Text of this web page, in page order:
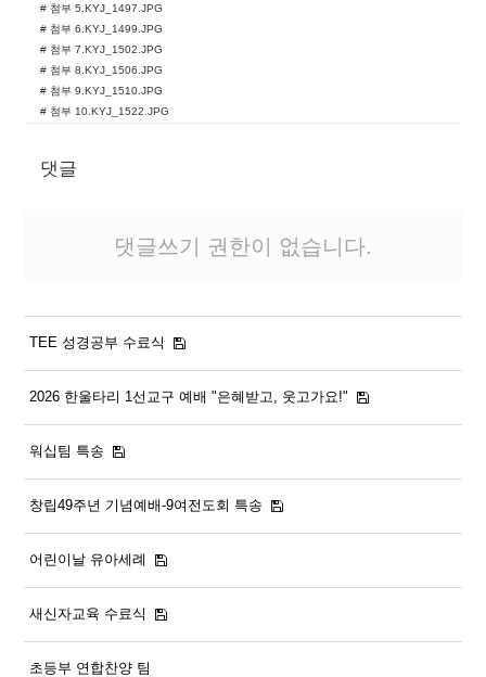
# 첨부 5.KYJ_1497.JPG
# 첨부 6.KYJ_1499.JPG
# 첨부 7.KYJ_1502.JPG
# 첨부 8.KYJ_1506.JPG
# 첨부 9.KYJ_1510.JPG
# 첨부 10.KYJ_1522.JPG
# 첨부 13.KYJ_1535.JPG
댓글
댓글쓰기 권한이 없습니다.
TEE 성경공부 수료식
2026 한울타리 1선교구 예배 "은혜받고, 웃고가요!"
워십팀 특송
창립49주년 기념예배-9여전도회 특송
어린이날 유아세례
새신자교육 수료식
초등부 연합찬양 팀